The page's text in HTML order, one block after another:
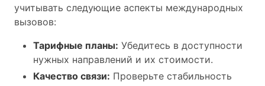
учитывать следующие аспекты международных
вызовов:
Тарифные планы: Убедитесь в доступности
нужных направлений и их стоимости.
Качество связи: Проверьте стабильность